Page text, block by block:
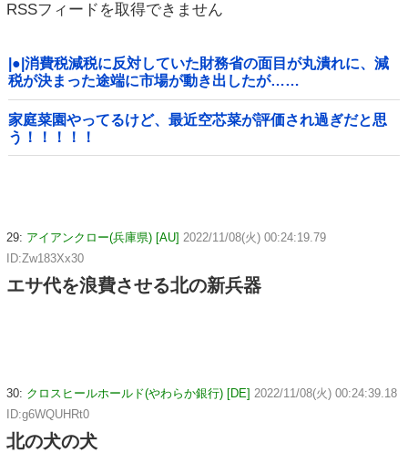
RSSフィードを取得できません
|●|消費税減税に反対していた財務省の面目が丸潰れに、減
税が決まった途端に市場が動き出したが……
家庭菜園やってるけど、最近空芯菜が評価され過ぎだと思
う！！！！！
29: アイアンクロー(兵庫県) [AU] 2022/11/08(火) 00:24:19.79
ID:Zw183Xx30
エサ代を浪費させる北の新兵器
30: クロスヒールホールド(やわらか銀行) [DE] 2022/11/08(火) 00:24:39.18
ID:g6WQUHRt0
北の犬の犬